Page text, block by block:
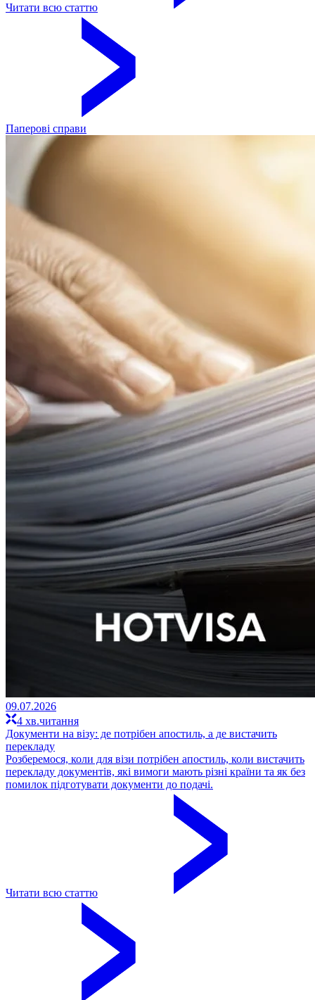
Читати всю статтю
Паперові справи
09.07.2026
4 хв.читання
Документи на візу: де потрібен апостиль, а де вистачить
перекладу
Розберемося, коли для візи потрібен апостиль, коли вистачить
перекладу документів, які вимоги мають різні країни та як без
помилок підготувати документи до подачі.
Читати всю статтю